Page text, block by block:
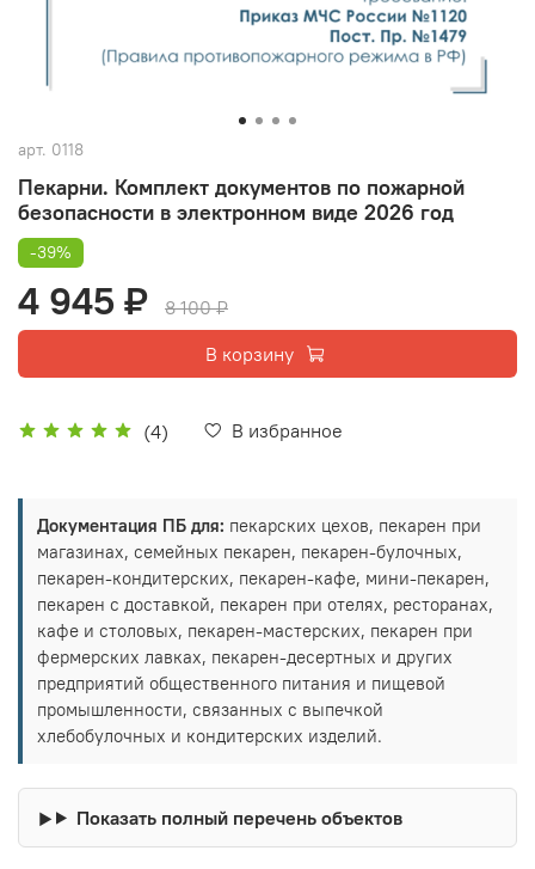
арт. 0118
Пекарни. Комплект документов по пожарной
безопасности в электронном виде 2026 год
(4) В избранное
-39%
4 945 ₽
8 100 ₽
В корзину
Документация ПБ для: пекарских цехов, пекарен при
магазинах, семейных пекарен, пекарен-булочных,
пекарен-кондитерских, пекарен-кафе, мини-пекарен,
пекарен с доставкой, пекарен при отелях, ресторанах,
кафе и столовых, пекарен-мастерских, пекарен при
фермерских лавках, пекарен-десертных и других
предприятий общественного питания и пищевой
промышленности, связанных с выпечкой
хлебобулочных и кондитерских изделий.
Показать полный перечень объектов